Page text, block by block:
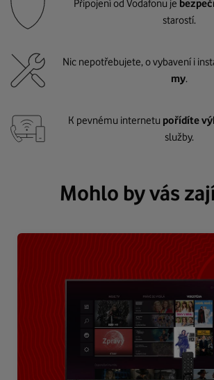
Připojení od Vodafonu je
starostí.
Nic nepotřebujete, o vybavení i
my.
K pevnému internetu pořídíte
služby.
Mohlo by vás